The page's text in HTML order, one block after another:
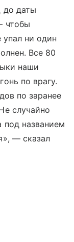
до даты
чтобы
упал ни один
Все 80
наши
по врагу.
по заранее
случайно
под названием
— сказал